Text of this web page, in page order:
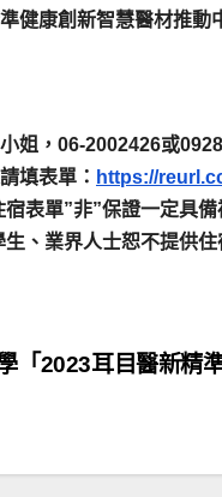
健康創新智慧醫材推動
姐，06-2002426或
填表單： https://
表單”非”保證一定具
、業界人士恕不提供住
「2023耳目醫新精